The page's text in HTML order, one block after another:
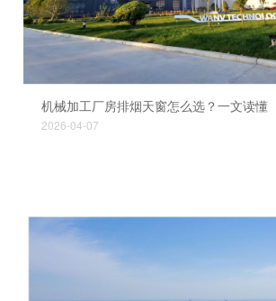
机械加工厂房排烟天窗怎么选？一文读懂
2026-04-07